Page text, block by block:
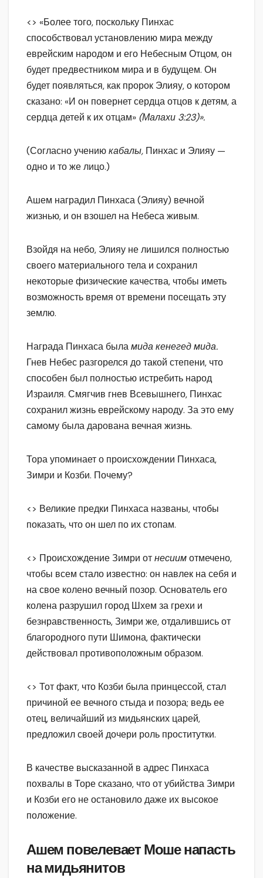
<> «Более того, поскольку Пинхас
способствовал установлению мира между
еврейским народом и его Небесным Отцом, он
будет предвестником мира и в будущем. Он
будет появляться, как пророк Элияу, о котором
сказано: «И он повернет сердца отцов к детям, а
сердца детей к их отцам» (Малахи 3:23)».
(Согласно учениюкабалы, Пинхас и Элияу —
одно и то же лицо.)
Ашем наградил Пинхаса (Элияу) вечной
жизнью, и он взошел на Небеса живым.
Взойдя на небо, Элияу не лишился полностью
своего материального тела и сохранил
некоторые физические качества, чтобы иметь
возможность время от времени посещать эту
землю.
Награда Пинхаса быламида кенегед мида.
Гнев Небес разгорелся до такой степени, что
способен был полностью истребить народ
Израиля. Смягчив гнев Всевышнего, Пинхас
сохранил жизнь еврейскому народу. За это ему
самому была дарована вечная жизнь.
Тора упоминает о происхождении Пинхаса,
Зимри и Козби. Почему?
<> Великие предки Пинхаса названы, чтобы
показать, что он шел по их стопам.
<> Происхождение Зимри отнесиимотмечено,
чтобы всем стало известно: он навлек на себя и
на свое колено вечный позор. Основатель его
колена разрушил город Шхем за грехи и
безнравственность, Зимри же, отдалившись от
благородного пути Шимона, фактически
действовал противоположным образом.
<> Тот факт, что Козби была принцессой, стал
причиной ее вечного стыда и позора; ведь ее
отец, величайший из мидьянских царей,
предложил своей дочери роль проститутки.
В качестве высказанной в адрес Пинхаса
похвалы в Торе сказано, что от убийства Зимри
и Козби его не остановило даже их высокое
положение.
Ашем повелевает Моше напасть
на мидьянитов